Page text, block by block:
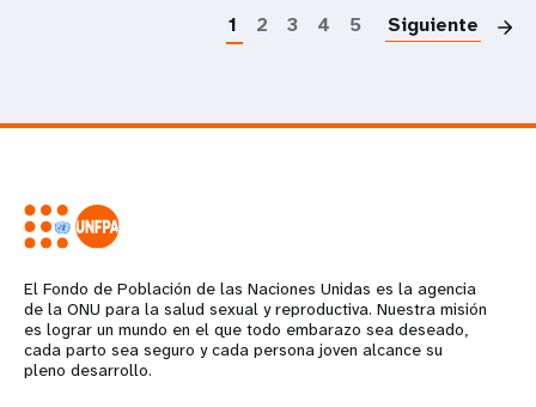
1 2 3 4 5 Siguiente
El Fondo de Población de las Naciones Unidas es la agencia
de la ONU para la salud sexual y reproductiva. Nuestra misión
es lograr un mundo en el que todo embarazo sea deseado,
cada parto sea seguro y cada persona joven alcance su
pleno desarrollo.